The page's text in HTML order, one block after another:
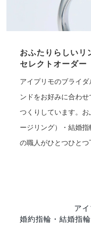
おふたりらしいリ
セレクトオーダー
アイプリモのブライ
ンドをお好みに合わ
つくりしています。
ージリング）・結婚
の職人がひとつひとつ
ア
婚約指輪・結婚指